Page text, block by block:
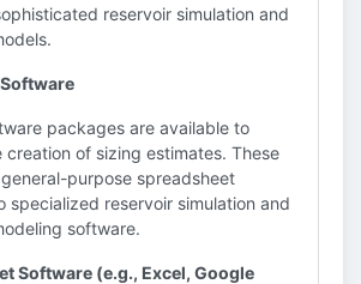
reservoir simulation and
packages are available to
creation of sizing estimates. These
purpose spreadsheet
specialized reservoir simulation and
software.
Software (e.g., Excel, Google